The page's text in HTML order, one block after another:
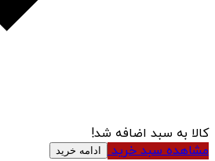
کالا به سبد اضافه شد!
مشاهده سبد خرید
ادامه خرید